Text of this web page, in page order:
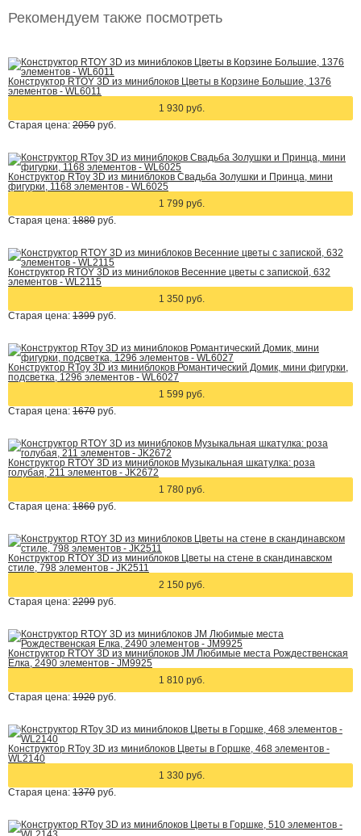
Рекомендуем также посмотреть
Конструктор RTOY 3D из миниблоков Цветы в Корзине Большие, 1376
элементов - WL6011
1 930 руб.
Старая цена: 2050 руб.
Конструктор RToy 3D из миниблоков Свадьба Золушки и Принца, мини
фигурки, 1168 элементов - WL6025
1 799 руб.
Старая цена: 1880 руб.
Конструктор RTOY 3D из миниблоков Весенние цветы с запиской, 632
элементов - WL2115
1 350 руб.
Старая цена: 1399 руб.
Конструктор RToy 3D из миниблоков Романтический Домик, мини фигурки,
подсветка, 1296 элементов - WL6027
1 599 руб.
Старая цена: 1670 руб.
Конструктор RTOY 3D из миниблоков Музыкальная шкатулка: роза
голубая, 211 элементов - JK2672
1 780 руб.
Старая цена: 1860 руб.
Конструктор RTOY 3D из миниблоков Цветы на стене в скандинавском
стиле, 798 элементов - JK2511
2 150 руб.
Старая цена: 2299 руб.
Конструктор RTOY 3D из миниблоков JM Любимые места Рождественская
Елка, 2490 элементов - JM9925
1 810 руб.
Старая цена: 1920 руб.
Конструктор RToy 3D из миниблоков Цветы в Горшке, 468 элементов -
WL2140
1 330 руб.
Старая цена: 1370 руб.